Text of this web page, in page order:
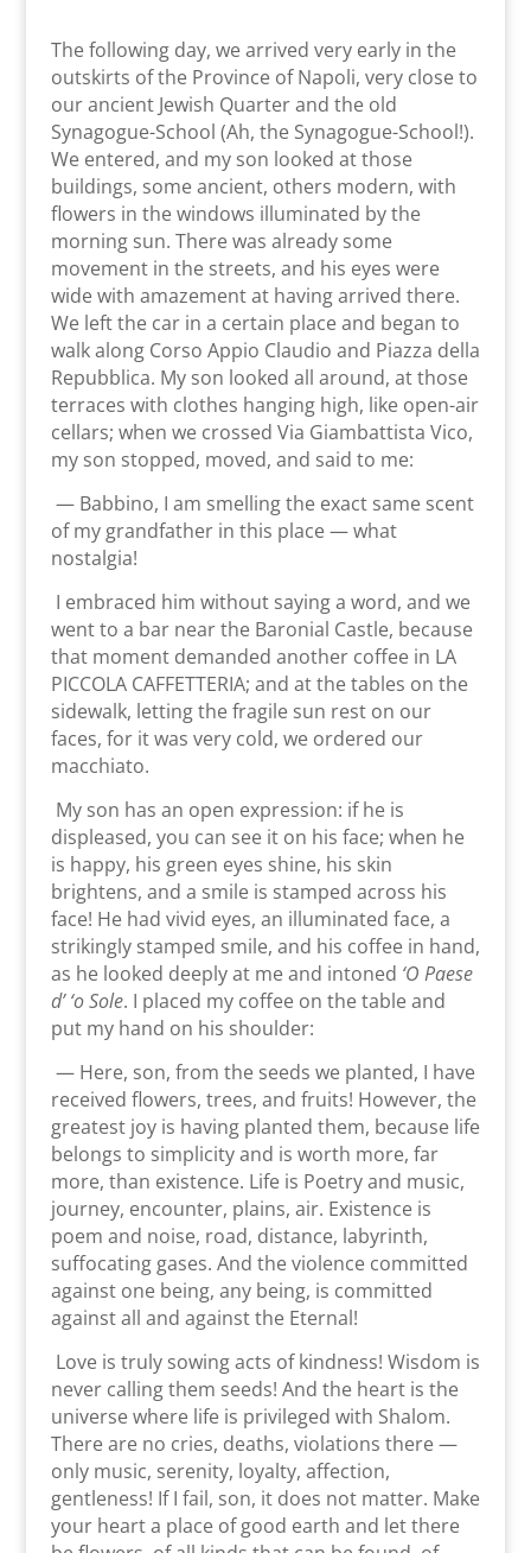
The following day, we arrived very early in the
outskirts of the Province of Napoli, very close to
our ancient Jewish Quarter and the old
Synagogue-School (Ah, the Synagogue-School!).
We entered, and my son looked at those
buildings, some ancient, others modern, with
flowers in the windows illuminated by the
morning sun. There was already some
movement in the streets, and his eyes were
wide with amazement at having arrived there.
We left the car in a certain place and began to
walk along Corso Appio Claudio and Piazza della
Repubblica. My son looked all around, at those
terraces with clothes hanging high, like open-air
cellars; when we crossed Via Giambattista Vico,
my son stopped, moved, and said to me:
— Babbino, I am smelling the exact same scent
of my grandfather in this place — what
nostalgia!
I embraced him without saying a word, and we
went to a bar near the Baronial Castle, because
that moment demanded another coffee in LA
PICCOLA CAFFETTERIA; and at the tables on the
sidewalk, letting the fragile sun rest on our
faces, for it was very cold, we ordered our
macchiato.
My son has an open expression: if he is
displeased, you can see it on his face; when he
is happy, his green eyes shine, his skin
brightens, and a smile is stamped across his
face! He had vivid eyes, an illuminated face, a
strikingly stamped smile, and his coffee in hand,
as he looked deeply at me and intoned ‘O Paese
d’ ‘o Sole. I placed my coffee on the table and
put my hand on his shoulder:
— Here, son, from the seeds we planted, I have
received flowers, trees, and fruits! However, the
greatest joy is having planted them, because life
belongs to simplicity and is worth more, far
more, than existence. Life is Poetry and music,
journey, encounter, plains, air. Existence is
poem and noise, road, distance, labyrinth,
suffocating gases. And the violence committed
against one being, any being, is committed
against all and against the Eternal!
Love is truly sowing acts of kindness! Wisdom is
never calling them seeds! And the heart is the
universe where life is privileged with Shalom.
There are no cries, deaths, violations there —
only music, serenity, loyalty, affection,
gentleness! If I fail, son, it does not matter. Make
your heart a place of good earth and let there